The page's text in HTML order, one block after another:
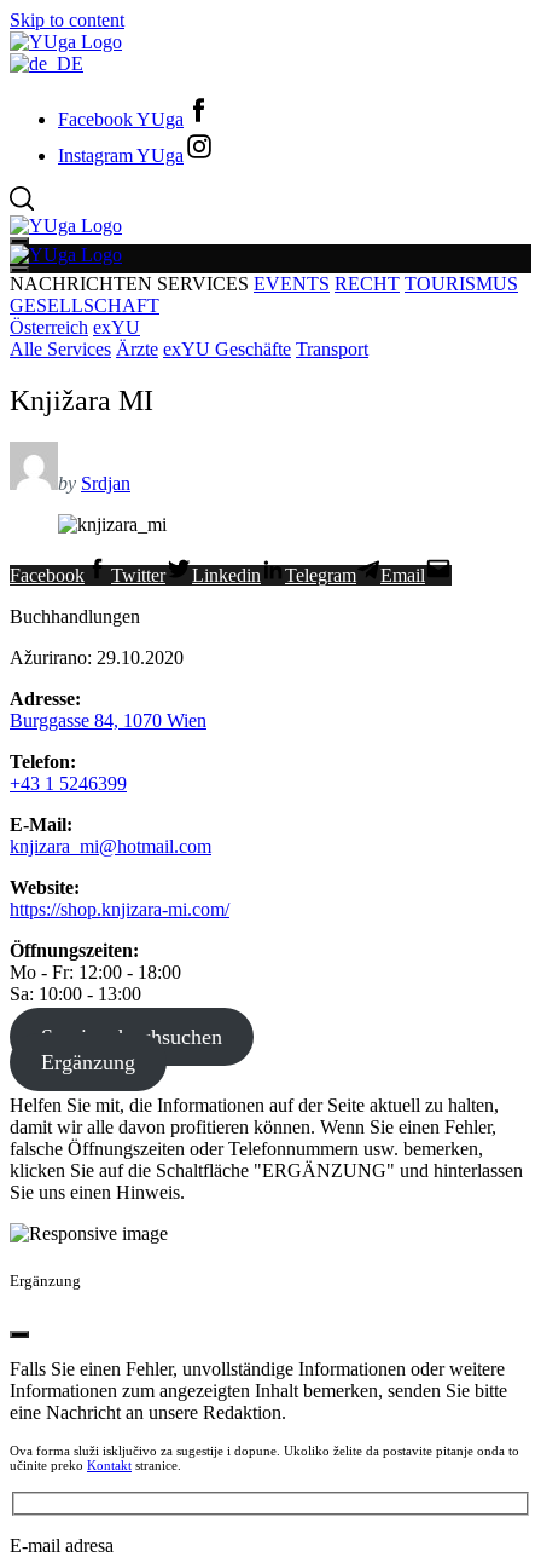
Skip to content
Facebook YUga
Instagram YUga
NACHRICHTEN SERVICES EVENTS RECHT TOURISMUS
GESELLSCHAFT
Österreich exYU
Alle Services Ärzte exYU Geschäfte Transport
Knjižara MI
by Srdjan
Facebook Twitter Linkedin Telegram
Email
Buchhandlungen
Ažurirano: 29.10.2020
Adresse:
Burggasse 84, 1070 Wien
Telefon:
+43 1 5246399
E-Mail:
knjizara_mi@hotmail.com
Website:
https://shop.knjizara-mi.com/
Öffnungszeiten:
Mo - Fr: 12:00 - 18:00
Sa: 10:00 - 13:00
Service durchsuchen
Ergänzung
Helfen Sie mit, die Informationen auf der Seite aktuell zu halten,
damit wir alle davon profitieren können. Wenn Sie einen Fehler,
falsche Öffnungszeiten oder Telefonnummern usw. bemerken,
klicken Sie auf die Schaltfläche "ERGÄNZUNG" und hinterlassen
Sie uns einen Hinweis.
Ergänzung
Falls Sie einen Fehler, unvollständige Informationen oder weitere
Informationen zum angezeigten Inhalt bemerken, senden Sie bitte
eine Nachricht an unsere Redaktion.
Ova forma služi isključivo za sugestije i dopune. Ukoliko želite da postavite pitanje onda to
učinite preko Kontakt stranice.
E-mail adresa